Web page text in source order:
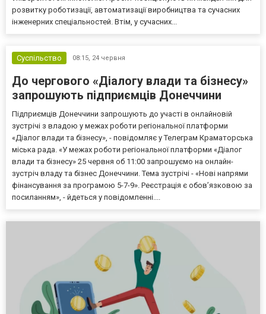
розвитку роботизації, автоматизації виробництва та сучасних
інженерних спеціальностей. Втім, у сучасних...
Суспільство 08:15, 24 червня
До чергового «Діалогу влади та бізнесу»
запрошують підприємців Донеччини
Підприємців Донеччини запрошують до участі в онлайновій
зустрічі з владою у межах роботи регіональної платформи
«Діалог влади та бізнесу», - повідомляє у Телеграм Краматорська
міська рада. «У межах роботи регіональної платформи «Діалог
влади та бізнесу» 25 червня об 11:00 запрошуємо на онлайн-
зустріч владу та бізнес Донеччини. Тема зустрічі - «Нові напрями
фінансування за програмою 5-7-9». Реєстрація є обов’язковою за
посиланням», - йдеться у повідомленні....